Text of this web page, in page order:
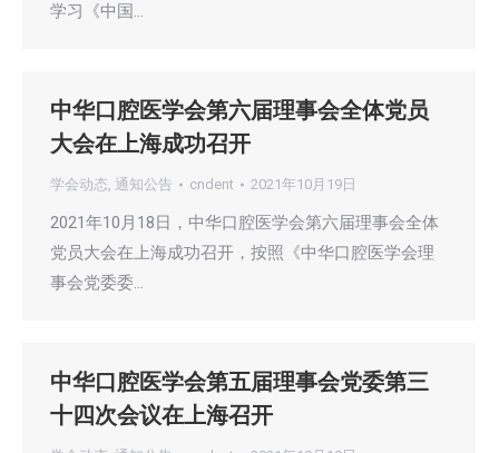
学习《中国…
中华口腔医学会第六届理事会全体党员
大会在上海成功召开
学会动态, 通知公告 cndent 2021年10月19日
2021年10月18日，中华口腔医学会第六届理事会全体
党员大会在上海成功召开，按照《中华口腔医学会理
事会党委委…
中华口腔医学会第五届理事会党委第三
十四次会议在上海召开